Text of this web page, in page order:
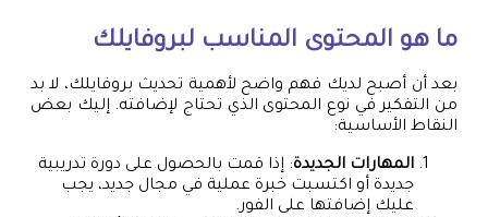
ما هو المحتوى المناسب لبروفايلك
بعد أن أصبح لديك فهم واضح لأهمية تحديث بروفايلك، لا بد
من التفكير في نوع المحتوى الذي تحتاج لإضافته. إليك بعض
النقاط الأساسية:
المهارات الجديدة: إذا قمت بالحصول على دورة تدريبية
جديدة أو اكتسبت خبرة عملية في مجال جديد، يجب
عليك إضافتها على الفور.